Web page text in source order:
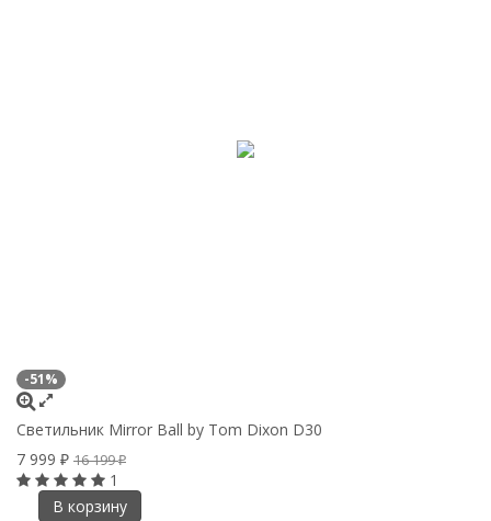
-51%
Светильник Mirror Ball by Tom Dixon D30
7 999 ₽ 16 199₽
1
В корзину